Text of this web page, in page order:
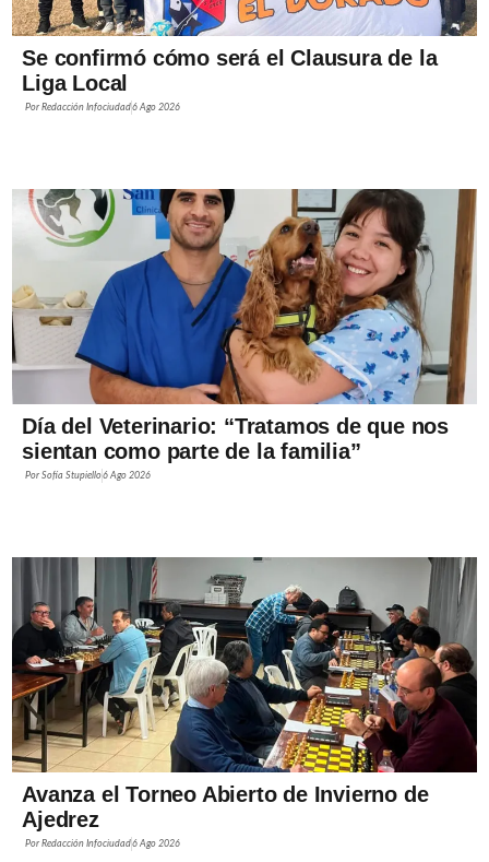
Se confirmó cómo será el Clausura de la
Liga Local
PorRedacción Infociudad6 Ago 2026
Día del Veterinario: “Tratamos de que nos
sientan como parte de la familia”
PorSofía Stupiello6 Ago 2026
Avanza el Torneo Abierto de Invierno de
Ajedrez
PorRedacción Infociudad6 Ago 2026